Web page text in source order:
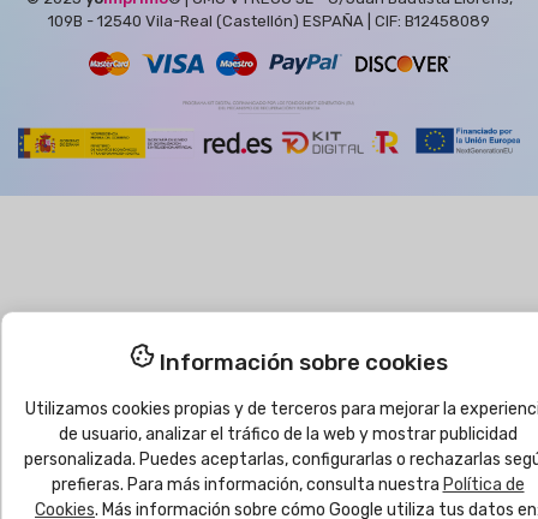
109B - 12540 Vila-Real (Castellón) ESPAÑA | CIF: B12458089
Información sobre cookies
Utilizamos cookies propias y de terceros para mejorar la
de usuario, analizar el tráfico de la web y mostrar publicidad
personalizada. Puedes aceptarlas, configurarlas o rechazarlas
prefieras. Para más información, consulta nuestra Política de
Cookies. Más información sobre cómo Google utiliza tus datos